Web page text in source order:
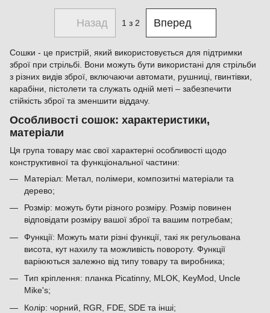
Назад 1 з 2 Вперед
Сошки - це пристрій, який використовується для підтримки
зброї при стрільбі. Вони можуть бути використані для стрільби
з різних видів зброї, включаючи автомати, рушниці, гвинтівки,
карабіни, пістолети та служать одній меті – забезпечити
стійкість зброї та зменшити віддачу.
Особливості сошок: характеристики,
матеріали
Ця група товару має свої характерні особливості щодо
конструктивної та функціональної частини:
Матеріал: Метал, полімери, композитні матеріали та
дерево;
Розмір: можуть бути різного розміру. Розмір повинен
відповідати розміру вашої зброї та вашим потребам;
Функції: Можуть мати різні функції, такі як регульована
висота, кут нахилу та можливість повороту. Функції
варіюються залежно від типу товару та виробника;
Тип кріплення: планка Picatinny, MLOK, KeyMod, Uncle
Mike's;
Колір: чорний, RGR, FDE, SDE та інші;